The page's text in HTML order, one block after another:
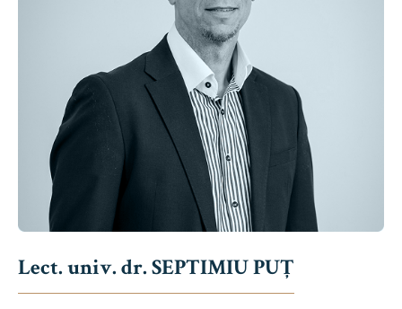
Lect. univ. dr. SEPTIMIU PUȚ